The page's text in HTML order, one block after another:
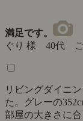
満足です。
ぐり 様 40代 ご
リビングダイニ
た。グレーの
部屋の大きさに